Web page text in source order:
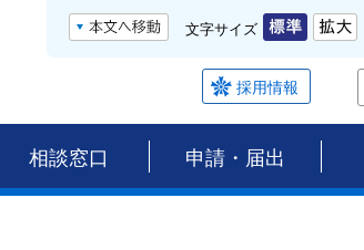
文字サイズ
採用情報
相談窓口 申請・届出